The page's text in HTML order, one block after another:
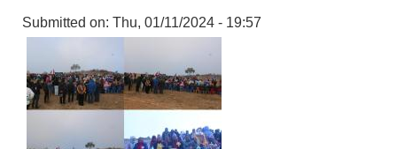
Submitted on: Thu, 01/11/2024 - 19:57